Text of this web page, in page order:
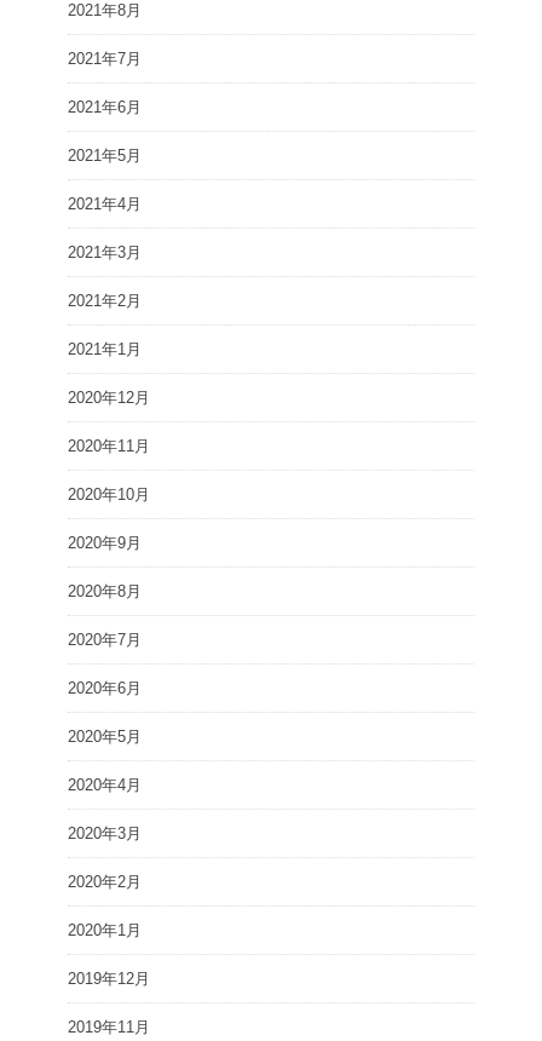
2021年8月
2021年7月
2021年6月
2021年5月
2021年4月
2021年3月
2021年2月
2021年1月
2020年12月
2020年11月
2020年10月
2020年9月
2020年8月
2020年7月
2020年6月
2020年5月
2020年4月
2020年3月
2020年2月
2020年1月
2019年12月
2019年11月